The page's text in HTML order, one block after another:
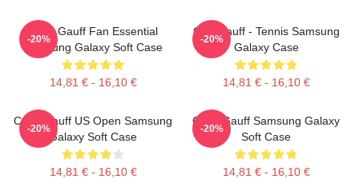
Coco Gauff Fan Essential
Samsung Galaxy Soft Case
14,81 € - 16,10 €
-20%
Cori Gauff - Tennis Samsung
Galaxy Case
14,81 € - 16,10 €
-20%
Coco Gauff US Open Samsung
Galaxy Soft Case
14,81 € - 16,10 €
-20%
Coco Gauff Samsung Galaxy
Soft Case
14,81 € - 16,10 €
-20%